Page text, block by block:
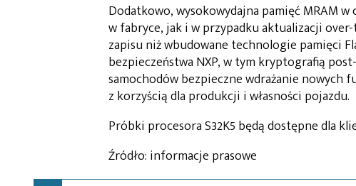
Dodatkowo, wysokowydajna pamięć MRAM
w fabryce, jak i w przypadku aktualizacji
zapisu niż wbudowane technologie pamięci
bezpieczeństwa NXP, w tym kryptografią
samochodów bezpieczne wdrażanie nowych
z korzyścią dla produkcji i własności pojazdu.
Próbki procesora S32K5 będą dostępne dla
Źródło: informacje prasowe